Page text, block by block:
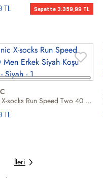
TL Sepette 3.359,99 TL
X-bionic X-socks Run Speed Two 40 Men Erkek Siyah Koşu Çorabı
TL
İleri